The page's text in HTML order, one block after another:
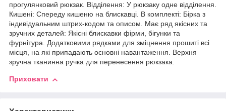
прогулянковий рюкзак. Відділення: У рюкзаку одне відділення.
Кишені: Спереду кишеню на блискавці. В комплекті: Бірка з
індивідуальним штрих-кодом та описом. Має ряд якісних та
зручних деталей: Якісні блискавки фірми, бігунки та
фурнітура. Додатковими рядками для зміцнення прошиті всі
місця, на які припадають основні навантаження. Верхня
зручна тканинна ручка для перенесення рюкзака.
Приховати